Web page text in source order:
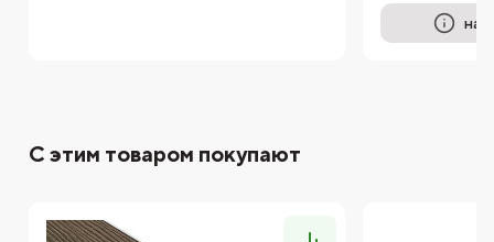
на
С этим товаром покупают